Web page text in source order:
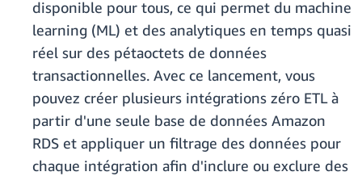
disponible pour tous, ce qui permet du machine
learning (ML) et des analytiques en temps quasi
réel sur des pétaoctets de données
transactionnelles. Avec ce lancement, vous
pouvez créer plusieurs intégrations zéro ETL à
partir d'une seule base de données Amazon
RDS et appliquer un filtrage des données pour
chaque intégration afin d'inclure ou exclure des